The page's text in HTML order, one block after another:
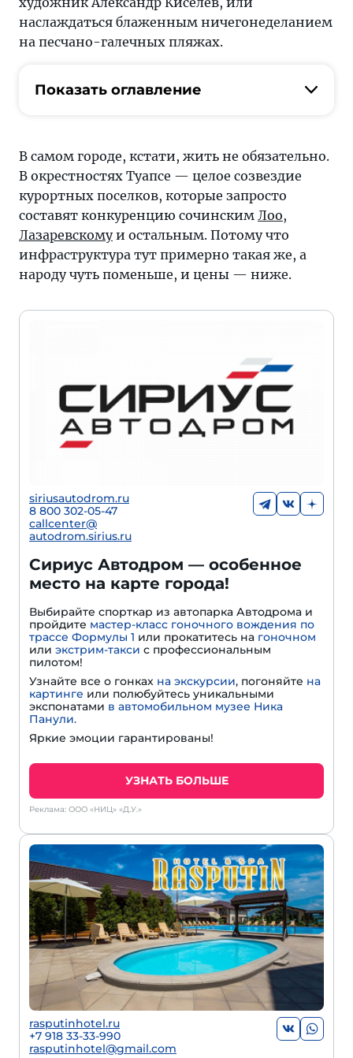
наслаждаться блаженным ничегонеделанием
на песчано-галечных пляжах.
Показать оглавление
В самом городе, кстати, жить не обязательно.
В окрестностях Туапсе — целое созвездие
курортных поселков, которые запросто
составят конкуренцию сочинским Лоо,
Лазаревскомуи остальным. Потому что
инфраструктура тут примерно такая же, а
народу чуть поменьше, и цены — ниже.
siriusautodrom.ru
8 800 302-05-47
callcenter@
autodrom.sirius.ru
Сириус Автодром — особенное
место на карте города!
Выбирайте спорткар из автопарка Автодрома и
пройдите мастер-класс гоночного вождения по
трассе Формулы 1 или прокатитесь на гоночном
или экстрим-такси с профессиональным
пилотом!
Узнайте все о гонках на экскурсии, погоняйте на
картинге или полюбуйтесь уникальными
экспонатами в автомобильном музее Ника
Панули.
Яркие эмоции гарантированы!
УЗНАТЬ БОЛЬШЕ
Реклама: ООО «НИЦ» «Д.У.»
rasputinhotel.ru
+7 918 33-33-990
rasputinhotel@gmail.com